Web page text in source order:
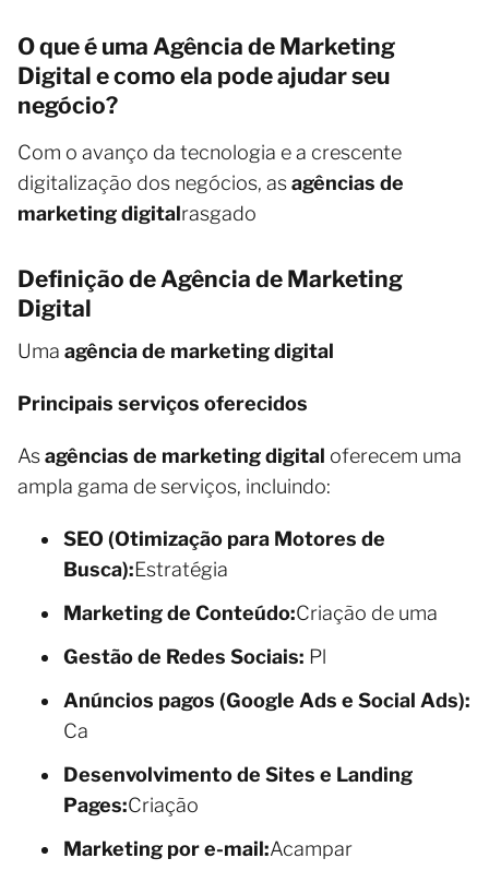
O que é uma Agência de Marketing
Digital e como ela pode ajudar seu
negócio?
Com o avanço da tecnologia e a crescente
digitalização dos negócios, asagências de
marketing digitalrasgado
Definição de Agência de Marketing
Digital
Uma agência de marketing digital
Principais serviços oferecidos
Asagências de marketing digital oferecem uma
ampla gama de serviços, incluindo:
SEO (Otimização para Motores de
Busca):Estratégia
Marketing de Conteúdo:Criação de uma
Gestão de Redes Sociais: Pl
Anúncios pagos (Google Ads e Social Ads):
Ca
Desenvolvimento de Sites e Landing
Pages:Criação
Marketing por e-mail:Acampar